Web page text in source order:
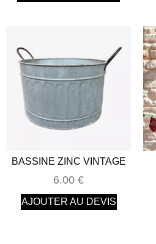
BASSINE ZINC VINTAGE
6.00 €
AJOUTER AU DEVIS